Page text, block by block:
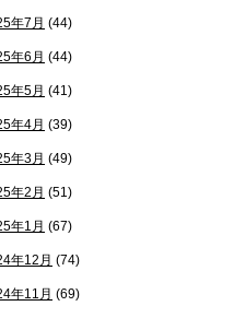
年7月 (44)
年6月 (44)
年5月 (41)
年4月 (39)
年3月 (49)
年2月 (51)
年1月 (67)
年12月 (74)
年11月 (69)